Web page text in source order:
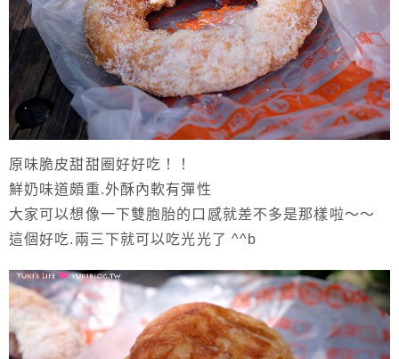
原味脆皮甜甜圈好好吃！！
鮮奶味道頗重.外酥內軟有彈性
大家可以想像一下雙胞胎的口感就差不多是那樣啦～～
這個好吃.兩三下就可以吃光光了 ^^b